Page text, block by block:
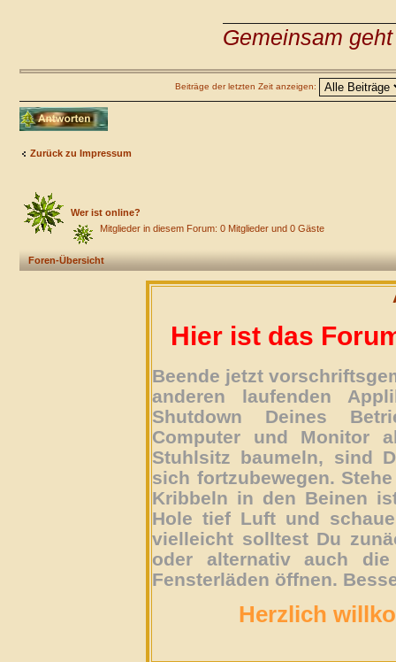
Gemeinsam
Beiträge der letzten Zeit anzeigen:
Antwort erstellen
Zurück zu Impressum
Wer ist online?
Mitglieder in diesem Forum: 0 Mitglieder und 0 Gäste
Foren-Übersicht
Hier ist das
Beende jetzt
anderen laufenden
Shutdown Deines
Computer und Monitor
Stuhlsitz baumeln, sind
sich fortzubewegen.
Kribbeln in den Beinen
Hole tief Luft und
vielleicht solltest Du
oder alternativ auch
Fensterläden öffnen.
Herzlich